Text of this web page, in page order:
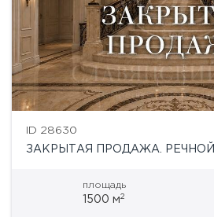
ID 28630
ЗАКРЫТАЯ ПРОДАЖА. РЕЧНОЙ
площадь
1500 м2